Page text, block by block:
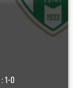
1-0